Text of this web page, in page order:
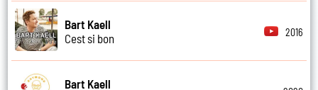
Bart Kaell
Cest si bon
2016
Bart Kaell